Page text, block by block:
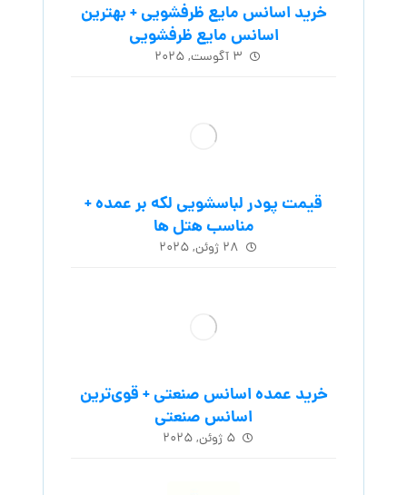
خرید اسانس مایع ظرفشویی + بهترین
اسانس مایع ظرفشویی
۳ آگوست, ۲۰۲۵
قیمت پودر لباسشویی لکه بر عمده +
مناسب هتل ها
۲۸ ژوئن, ۲۰۲۵
خرید عمده اسانس صنعتی + قوی‌ترین
اسانس‌ صنعتی
۵ ژوئن, ۲۰۲۵